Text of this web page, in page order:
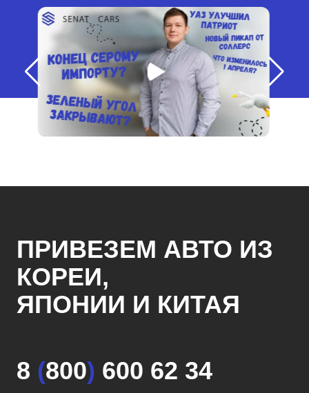
ПРИВЕЗЕМ АВТО ИЗ
КОРЕИ,
ЯПОНИИ И КИТАЯ
8 (800) 600 62 34